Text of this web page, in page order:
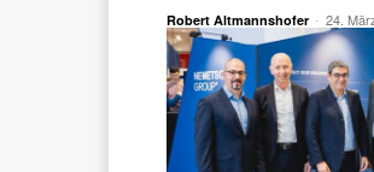
Robert Altmannshofer - 24.